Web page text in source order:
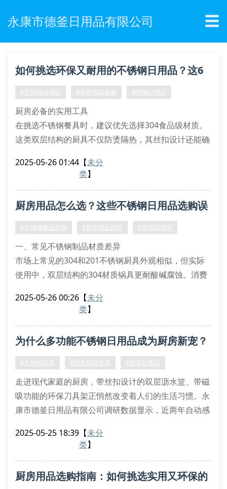
永康市德釜日用品有限公司 ☰
如何挑选环保又耐用的不锈钢日用品？这6
个技巧必须掌握！
#不锈钢日用品 #厨房用品选购 #环保日用品
厨房必备的实用工具
在挑选不锈钢餐具时，建议优先选择304食品级材质。
这类双层结构的厨具不仅防烫隔热，其丝扣设计还能确
但要注意查看产品是否通过sgs环保认证。
有效防锈。实测显示，采用加厚材质的储物罐承重能力
提升40%，特别适合存放干货调料。选购时注意观察产
2025-05-26 01:44 【未分
类】
厨房用品怎么选？这些不锈钢日用品选购误
区要避开！
#不锈钢家品选购 #厨房用品推荐 #环保日用品
一、常见不锈钢制品材质差异
市场上常见的304和201不锈钢厨具外观相似，但实际
使用中，双层结构的304材质锅具更耐酸碱腐蚀。消费
正规厂家会在器皿底部标注材质类型。特别要注意带丝
二、多功能设计产品选购要点
自动沥水菜篮建议选择带有环保硅胶垫的款式，既能保
2025-05-26 00:26 【未分
类】
为什么多功能不锈钢日用品成为厨房新宠？
#不锈钢家居 #厨房用品推荐 #环保日用品
走进现代家庭的厨房，带丝扣设计的双层沥水篮、带磁
吸功能的环保刀具架正悄然改变着人们的生活习惯。永
康市德釜日用品有限公司调研数据显示，近两年自动感
重塑厨房生态。
食材保存周期。采用冲压工艺制作的丝扣密封罐，通过
2025-05-25 18:39 【未分
类】
厨房用品选购指南：如何挑选实用又环保的